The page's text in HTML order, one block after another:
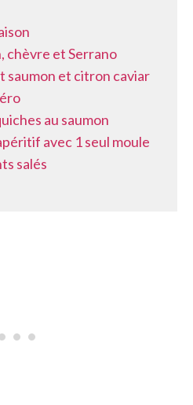
chèvre et Serrano
saumon et citron caviar
au saumon
avec 1 seul moule
salés